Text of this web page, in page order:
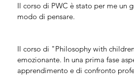
Il corso di PWC è stato per me un
modo di pensare.
Il corso di "Philosophy with
emozionante. In una prima fase
apprendimento e di confronto